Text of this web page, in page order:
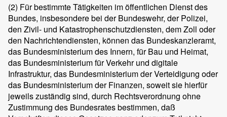
(2) Für bestimmte Tätigkeiten im öffentlichen Dienst des
Bundes, insbesondere bei der Bundeswehr, der Polizei,
den Zivil- und Katastrophenschutzdiensten, dem Zoll oder
den Nachrichtendiensten, können das Bundeskanzleramt,
das Bundesministerium des Innern, für Bau und Heimat,
das Bundesministerium für Verkehr und digitale
Infrastruktur, das Bundesministerium der Verteidigung oder
das Bundesministerium der Finanzen, soweit sie hierfür
jeweils zuständig sind, durch Rechtsverordnung ohne
Zustimmung des Bundesrates bestimmen, daß